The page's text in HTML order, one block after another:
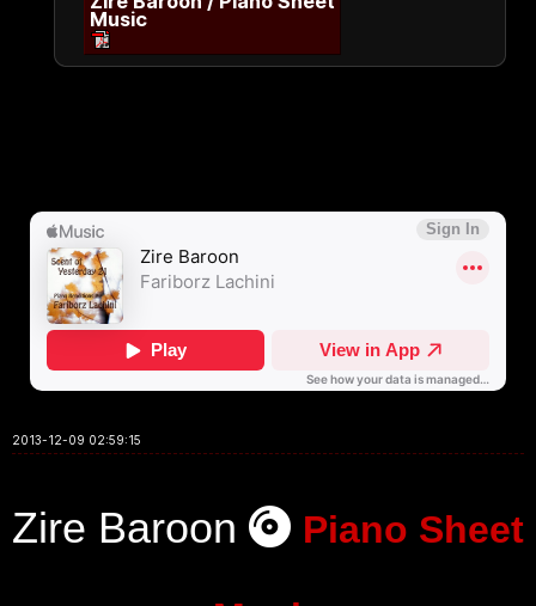
Music
2013-12-09 02:59:15
Zire Baroon Piano Sheet